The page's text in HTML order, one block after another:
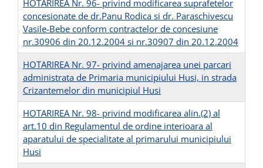
HOTARIREA Nr. 96- privind modificarea suprafetelor
concesionate de dr.Panu Rodica si dr. Paraschivescu
Vasile-Bebe conform contractelor de concesiune
nr.30906 din 20.12.2004 si nr.30907 din 20.12.2004
HOTARIREA Nr. 97- privind amenajarea unei parcari
administrata de Primaria municipiului Husi, in strada
Crizantemelor din municipiul Husi
HOTARIREA Nr. 98- privind modificarea alin.(2) al
art.10 din Regulamentul de ordine interioara al
aparatului de specialitate al primarului municipiului
Husi